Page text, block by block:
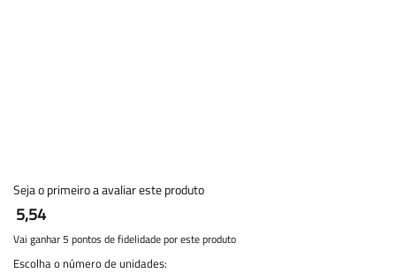
Seja o primeiro a avaliar este produto
5,54
Vai ganhar 5 pontos de fidelidade por este produto
Escolha o número de unidades: